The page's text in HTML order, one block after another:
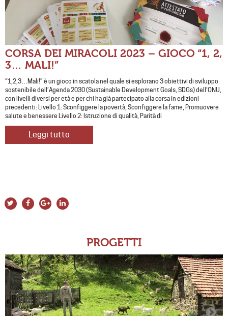
CORSA DEI MIRACOLI 2023 – GIOCO “1, 2,
3… MALI!”
“1,2,3…Mali!” è un gioco in scatola nel quale si esplorano 3 obiettivi di sviluppo
sostenibile dell’Agenda 2030 (Sustainable Development Goals, SDGs) dell’ONU,
con livelli diversi per età e per chi ha già partecipato alla corsa in edizioni
precedenti: Livello 1: Sconfiggere la povertà, Sconfiggere la fame, Promuovere
salute e benessere Livello 2: Istruzione di qualità, Parità di
Leggi tutto
PROGETTI